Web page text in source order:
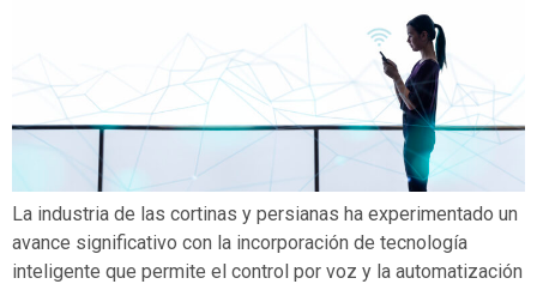
La industria de las cortinas y persianas ha experimentado un
avance significativo con la incorporación de tecnología
inteligente que permite el control por voz y la automatización